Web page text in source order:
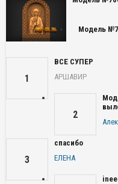
Модель
1
ВСЕ СУПЕР
АРШАВИР
2
3
спасибо
ЕЛЕНА